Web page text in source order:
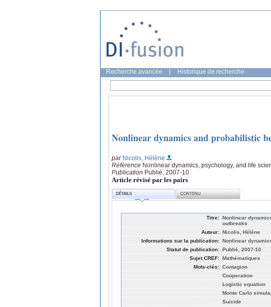
Recherche avancée Historique de recherche
Nonlinear dynamics and probabilistic
par Nicolis, Hélène
Référence Nonlinear dynamics, psychology, and life
Publication Publié, 2007-10
Article révisé par les pairs
DÉTAILS CONTENU
Titre: Nonlinear
outbreaks
Auteur: Nicolis, Hélène
Informations sur la publication: Nonlinear
Statut de publication: Publié, 2007-10
Sujet CREF: Mathématiques
Mots-clés: Contagion
Cooperation
Logistic equation
Monte Carlo
Suicide